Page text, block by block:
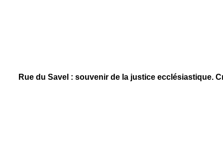
Rue du Savel : souvenir de la justice ecclésiastique.